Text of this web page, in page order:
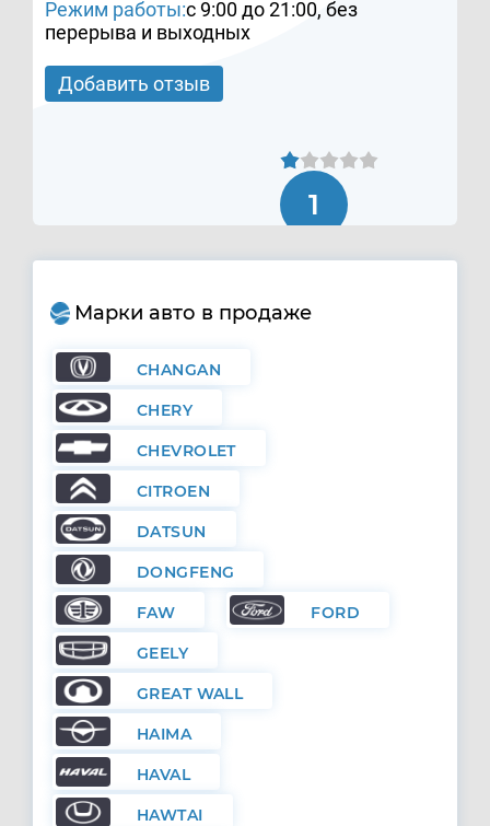
Режим работы:с 9:00 до 21:00, без
перерыва и выходных
Добавить отзыв
1
Марки авто в продаже
CHANGAN
CHERY
CHEVROLET
CITROEN
DATSUN
DONGFENG
FAW FORD
GEELY
GREAT WALL
HAIMA
HAVAL
HAWTAI